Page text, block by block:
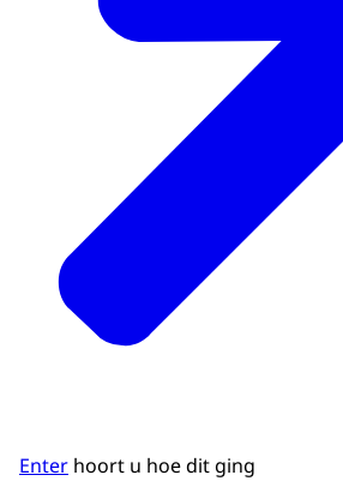
Enter hoort u hoe dit ging